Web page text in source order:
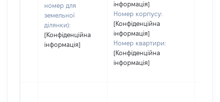
номер для
земельної
ділянки):
[Конфіденційна
інформація]
інформація]
Номер корпусу:
[Конфіденційна
інформація]
Номер квартири:
[Конфіденційна
інформація]